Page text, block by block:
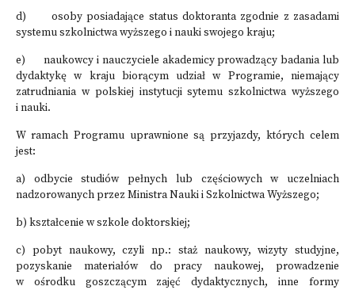
d) osoby posiadające status doktoranta zgodnie z zasadami
systemu szkolnictwa wyższego i nauki swojego kraju;
e) naukowcy i nauczyciele akademicy prowadzący badania lub
dydaktykę w kraju biorącym udział w Programie, niemający
zatrudniania w polskiej instytucji sytemu szkolnictwa wyższego
i nauki.
W ramach Programu uprawnione są przyjazdy, których celem
jest:
a) odbycie studiów pełnych lub częściowych w uczelniach
nadzorowanych przez Ministra Nauki i Szkolnictwa Wyższego;
b) kształcenie w szkole doktorskiej;
c) pobyt naukowy, czyli np.: staż naukowy, wizyty studyjne,
pozyskanie materiałów do pracy naukowej, prowadzenie
w ośrodku goszczącym zajęć dydaktycznych, inne formy